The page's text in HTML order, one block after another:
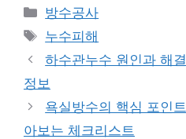
카
테
고
리
방수공사
태
그
누수피해
하수관누수 원인과 해
정보
욕실방수의 핵심 포인
아보는 체크리스트